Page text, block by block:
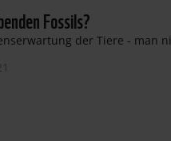
Fossils?
der Tiere - man